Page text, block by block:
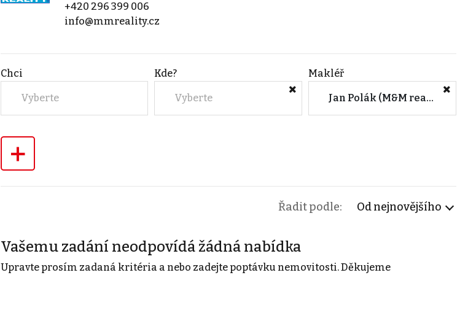
+420 296 399 006
info@mmreality.cz
Chci
Vyberte
Kde?
Vyberte
Makléř
Jan Polák (M&M reality)
+
Řadit podle: Od nejnovějšího
Vašemu zadání neodpovídá žádná nabídka
Upravte prosím zadaná kritéria a nebo zadejte poptávku nemovitosti. Děkujeme